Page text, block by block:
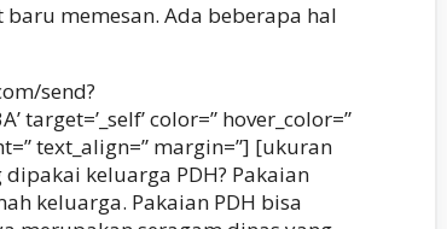
memesan. Ada beberapa hal
send?
color=” hover_color=”
text_align=” margin=”] [ukuran
dipakai keluarga PDH? Pakaian
keluarga. Pakaian PDH bisa